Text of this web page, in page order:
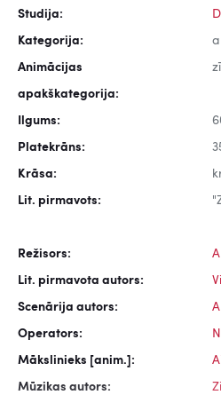
Studija:
Kategorija:
Animācijas
apakškategorija:
Ilgums:
Platekrāns:
Krāsa:
Lit. pirmavots:
Režisors:
Lit. pirmavota autors:
Scenārija autors:
Operators:
Mākslinieks [anim.]:
Mūzikas autors: